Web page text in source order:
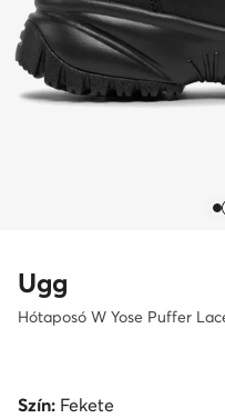
Ugg
Hótaposó W Yose Puffer
Szín: Fekete